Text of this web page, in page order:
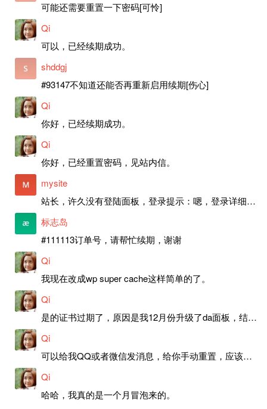
可能还需要重置一下密码[可怜]
Qi
可以，已经续期成功。
shddgj
#93147不知道还能否再重新启用续期[伤心]
Qi
你好，已经续期成功。
Qi
你好，已经重置密码，见站内信。
mysite
站长，许久没有登陆面板，登录提示：嗯，登录详细信息似乎不正确。请重试。 网站还可以正常使用。如果是密码问题请帮忙重置一下密码。谢谢。订单号：97790，账号：aa20210950。 站长，提交了工单，你回复续期成功，不过我的问题是面部登陆信息有问题，一直是初始密码，现在无法登陆，有时间麻烦排查一下。
标志岛
#111113订单号，请帮忙续期，谢谢
Qi
我现在改成wp super cache这样简单的了。
Qi
是的证书过期了，原因是我12月份升级了da面板，结果后台证书就不更新了，目前还在排查问题。切换PHP版本现在没有了，因为DA新版不支持。
Qi
可以给我QQ或者微信发消息，给你手动重置，应该是服务器插件有问题了，这个wp的主题太老了，导致现在好多的问题，网站的签到功能也是因为这个原因导致的。
Qi
哈哈，我真的是一个月冒泡来的。